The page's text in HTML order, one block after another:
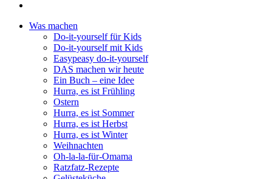
Was machen
Do-it-yourself für Kids
Do-it-yourself mit Kids
Easypeasy do-it-yourself
DAS machen wir heute
Ein Buch – eine Idee
Hurra, es ist Frühling
Ostern
Hurra, es ist Sommer
Hurra, es ist Herbst
Hurra, es ist Winter
Weihnachten
Oh-la-la-für-Omama
Ratzfatz-Rezepte